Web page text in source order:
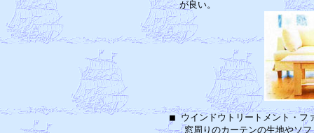
■ ウインドウトリ
窓周りのカーテンの生地やソフ